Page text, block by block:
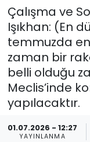
Çalışma ve
Işıkhan: (En
temmuzda
zaman bir
belli olduğu
Meclis’inde
yapılacaktır.
01.07.2026 - 12:27
YAYINLANMA